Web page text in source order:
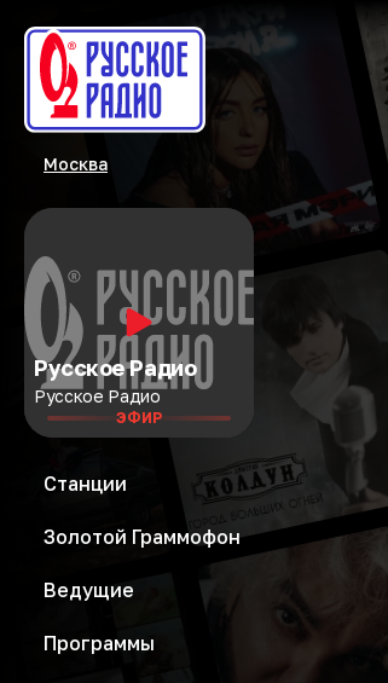
Москва
Русское Радио
Русское Радио
ЭФИР
Станции
Золотой Граммофон
Ведущие
Программы